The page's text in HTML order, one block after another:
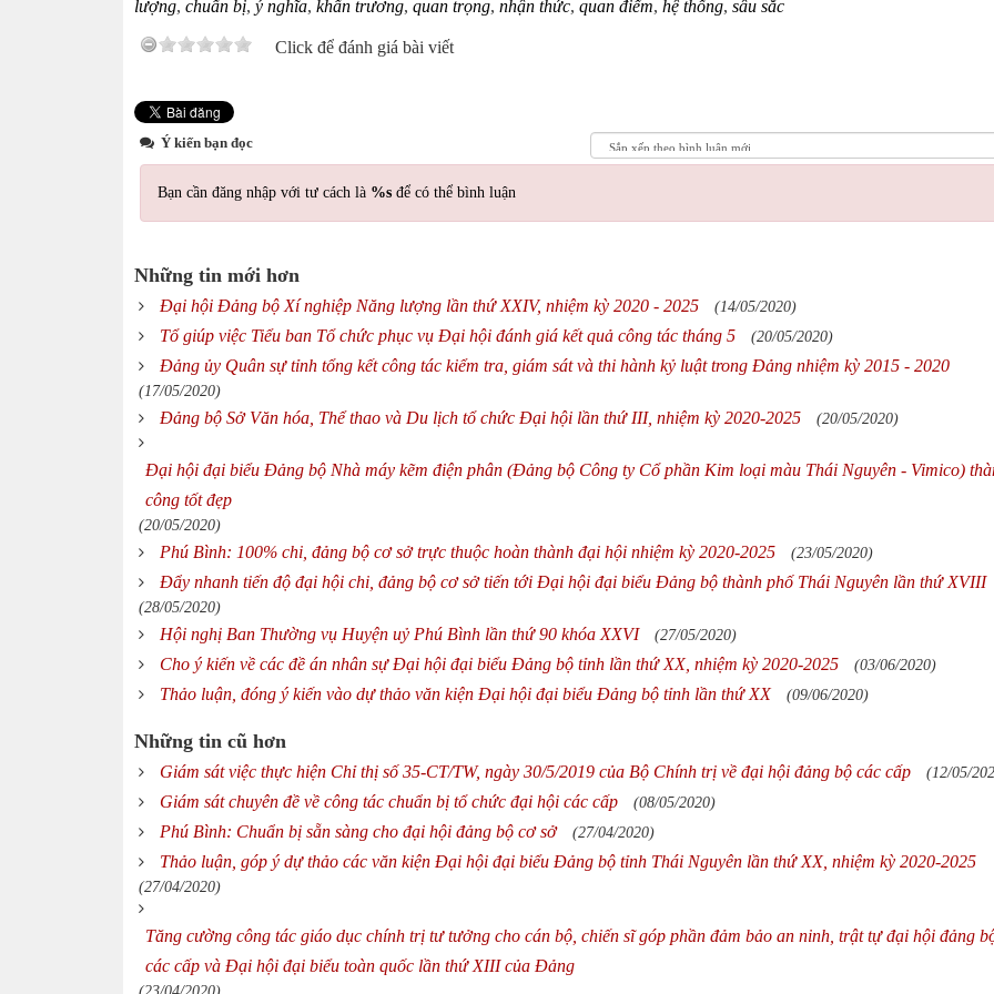
lượng, chuẩn bị, ý nghĩa, khẩn trương, quan trọng, nhận thức, quan điểm, hệ thống, sâu sắc
Click để đánh giá bài viết
Ý kiến bạn đọc
Bạn cần đăng nhập với tư cách là %s để có thể bình luận
Những tin mới hơn
Đại hội Đảng bộ Xí nghiệp Năng lượng lần thứ XXIV, nhiệm kỳ 2020 - 2025 (14/05/2020)
Tổ giúp việc Tiểu ban Tổ chức phục vụ Đại hội đánh giá kết quả công tác tháng 5 (20/05/2020)
Đảng ủy Quân sự tỉnh tổng kết công tác kiểm tra, giám sát và thi hành kỷ luật trong Đảng nhiệm kỳ 2015 - 2020
(17/05/2020)
Đảng bộ Sở Văn hóa, Thể thao và Du lịch tổ chức Đại hội lần thứ III, nhiệm kỳ 2020-2025 (20/05/2020)
Đại hội đại biểu Đảng bộ Nhà máy kẽm điện phân (Đảng bộ Công ty Cổ phần Kim loại màu Thái Nguyên - Vimico)
công tốt đẹp
(20/05/2020)
Phú Bình: 100% chi, đảng bộ cơ sở trực thuộc hoàn thành đại hội nhiệm kỳ 2020-2025 (23/05/2020)
Đẩy nhanh tiến độ đại hội chi, đảng bộ cơ sở tiến tới Đại hội đại biểu Đảng bộ thành phố Thái Nguyên lần thứ XVIII
(28/05/2020)
Hội nghị Ban Thường vụ Huyện uỷ Phú Bình lần thứ 90 khóa XXVI (27/05/2020)
Cho ý kiến về các đề án nhân sự Đại hội đại biểu Đảng bộ tỉnh lần thứ XX, nhiệm kỳ 2020-2025 (03/06/2020)
Thảo luận, đóng ý kiến vào dự thảo văn kiện Đại hội đại biểu Đảng bộ tỉnh lần thứ XX (09/06/2020)
Những tin cũ hơn
Giám sát việc thực hiện Chỉ thị số 35-CT/TW, ngày 30/5/2019 của Bộ Chính trị về đại hội đảng bộ các cấp (12/05/
Giám sát chuyên đề về công tác chuẩn bị tổ chức đại hội các cấp (08/05/2020)
Phú Bình: Chuẩn bị sẵn sàng cho đại hội đảng bộ cơ sở (27/04/2020)
Thảo luận, góp ý dự thảo các văn kiện Đại hội đại biểu Đảng bộ tỉnh Thái Nguyên lần thứ XX, nhiệm kỳ 2020-2025
(27/04/2020)
Tăng cường công tác giáo dục chính trị tư tưởng cho cán bộ, chiến sĩ góp phần đảm bảo an ninh, trật tự đại hội đảng
các cấp và Đại hội đại biểu toàn quốc lần thứ XIII của Đảng